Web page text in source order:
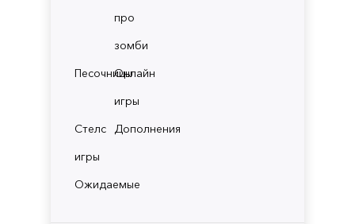
про
зомби
ПесочницыОнлайн
игры
Стелс
игры
Дополнения
Ожидаемые